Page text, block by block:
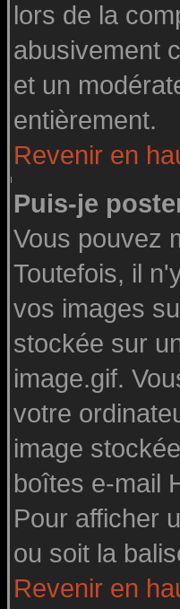
lors de la
abusivement
et un
entièrement.
Revenir en
Puis-je
Vous pouvez
Toutefois, il
vos images
stockée sur
image.gif.
votre
image
boîtes e-mail
Pour afficher
ou soit la
Revenir en